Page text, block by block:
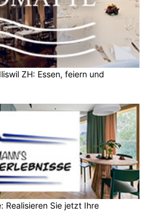
ZH: Essen, feiern und
Realisieren Sie jetzt Ihre